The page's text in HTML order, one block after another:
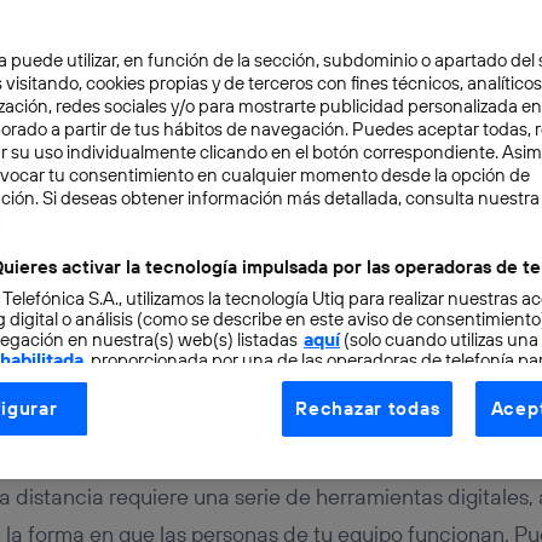
6 min
para gestionar un
distancia requiere una serie de herramientas digitales,
forma en que las personas de tu equipo funcionan.
puede utilizar, en función de la sección, subdominio o apartado del
visitando, cookies propias y de terceros con fines técnicos,
redes sociales y/o para mostrarte publicidad personalizada
a partir de tus hábitos de navegación. Puedes aceptar todas,
su uso individualmente clicando en el botón correspondiente.
tu consentimiento en cualquier momento desde la opción de
Si deseas obtener información más detallada, consulta nuestra
activar la tecnología impulsada por las operadoras de
S.A., utilizamos la tecnología Utiq para realizar nuestras
digital o análisis (como se describe en este aviso de
en nuestra(s) web(s) listadas aquí(solo cuando utilizas una
, proporcionada por una de las operadoras de telefonía
consentimiento en cada página web).
Utiq está diseñada con la privacidad como prioridad
tu dirección IP y otra información de la cuenta de cliente de
a la conexión que utilizas (p. ej., número de teléfono móvil).
Rechazar todas